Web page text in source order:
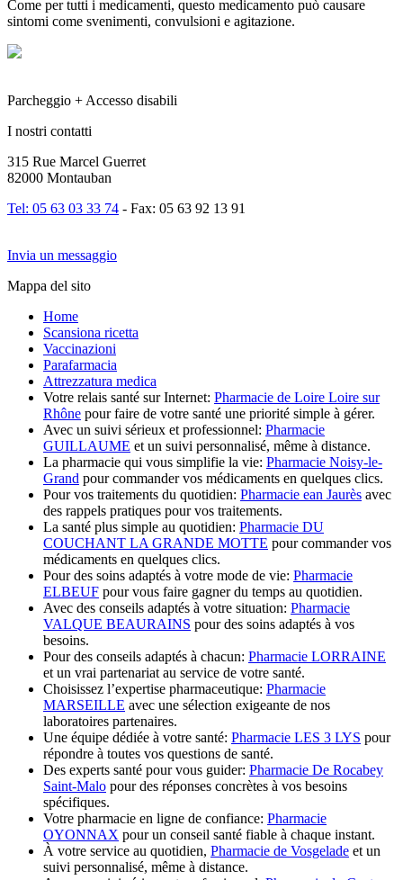
Come per tutti i medicamenti, questo medicamento può causare
sintomi come svenimenti, convulsioni e agitazione.
Parcheggio + Accesso disabili
I nostri contatti
315 Rue Marcel Guerret
82000 Montauban
Tel: 05 63 03 33 74 - Fax: 05 63 92 13 91
Invia un messaggio
Mappa del sito
Home
Scansiona ricetta
Vaccinazioni
Parafarmacia
Attrezzatura medica
Votre relais santé sur Internet: Pharmacie de Loire Loire sur
Rhône pour faire de votre santé une priorité simple à gérer.
Avec un suivi sérieux et professionnel: Pharmacie
GUILLAUME et un suivi personnalisé, même à distance.
La pharmacie qui vous simplifie la vie: Pharmacie Noisy-le-
Grand pour commander vos médicaments en quelques clics.
Pour vos traitements du quotidien: Pharmacie ean Jaurès avec
des rappels pratiques pour vos traitements.
La santé plus simple au quotidien: Pharmacie DU
COUCHANT LA GRANDE MOTTE pour commander vos
médicaments en quelques clics.
Pour des soins adaptés à votre mode de vie: Pharmacie
ELBEUF pour vous faire gagner du temps au quotidien.
Avec des conseils adaptés à votre situation: Pharmacie
VALQUE BEAURAINS pour des soins adaptés à vos
besoins.
Pour des conseils adaptés à chacun: Pharmacie LORRAINE
et un vrai partenariat au service de votre santé.
Choisissez l’expertise pharmaceutique: Pharmacie
MARSEILLE avec une sélection exigeante de nos
laboratoires partenaires.
Une équipe dédiée à votre santé: Pharmacie LES 3 LYS pour
répondre à toutes vos questions de santé.
Des experts santé pour vous guider: Pharmacie De Rocabey
Saint-Malo pour des réponses concrètes à vos besoins
spécifiques.
Votre pharmacie en ligne de confiance: Pharmacie
OYONNAX pour un conseil santé fiable à chaque instant.
À votre service au quotidien, Pharmacie de Vosgelade et un
suivi personnalisé, même à distance.